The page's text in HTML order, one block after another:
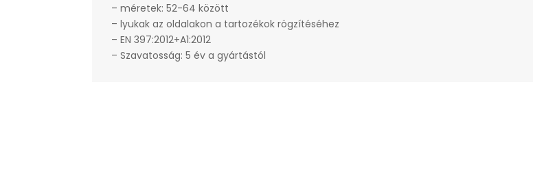
– méretek: 52-64 között
– lyukak az oldalakon a tartozékok rögzítéséhez
– EN 397:2012+A1:2012
– Szavatosság: 5 év a gyártástól